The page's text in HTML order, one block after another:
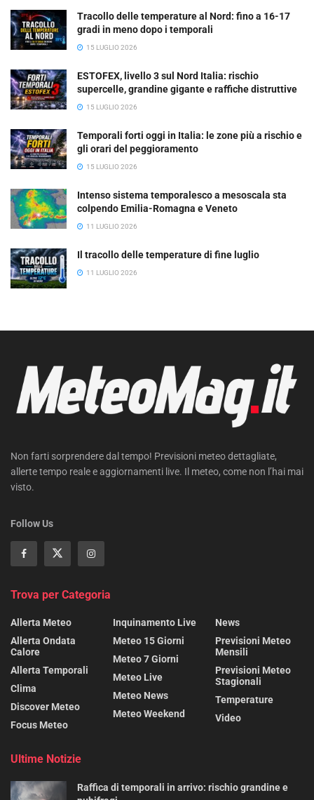
Tracollo delle temperature al Nord: fino a 16-17
gradi in meno dopo i temporali
15 LUGLIO 2026
ESTOFEX, livello 3 sul Nord Italia: rischio
supercelle, grandine gigante e raffiche distruttive
15 LUGLIO 2026
Temporali forti oggi in Italia: le zone più a rischio e
gli orari del peggioramento
15 LUGLIO 2026
Intenso sistema temporalesco a mesoscala sta
colpendo Emilia-Romagna e Veneto
11 LUGLIO 2026
Il tracollo delle temperature di fine luglio
11 LUGLIO 2026
Non farti sorprendere dal tempo! Previsioni meteo dettagliate,
allerte tempo reale e aggiornamenti live. Il meteo, come non l’hai mai
visto.
Follow Us
Trova per Categoria
Allerta Meteo
Allerta Ondata
Calore
Allerta Temporali
Clima
Discover Meteo
Focus Meteo
Inquinamento Live
Meteo 15 Giorni
Meteo 7 Giorni
Meteo Live
Meteo News
Meteo Weekend
News
Previsioni Meteo
Mensili
Previsioni Meteo
Stagionali
Temperature
Video
Ultime Notizie
Raffica di temporali in arrivo: rischio grandine e